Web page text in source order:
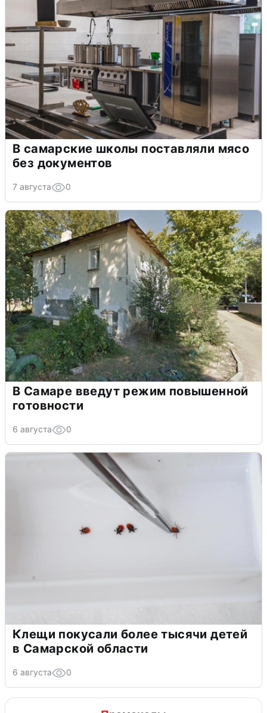
В самарские школы поставляли мясо
без документов
7 августа 0
В Самаре введут режим повышенной
готовности
6 августа 0
Клещи покусали более тысячи детей
в Самарской области
6 августа 0